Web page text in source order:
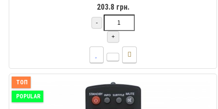
203.8 грн.
-
+
ТОП
POPULAR